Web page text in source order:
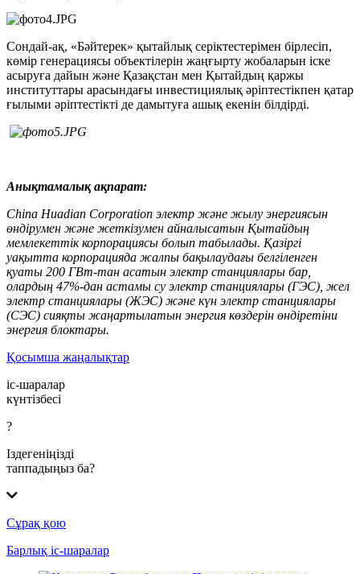
Сондай-ақ, «Бәйтерек» қытайлық серіктестерімен бірлесіп,
көмір генерациясы объектілерін жаңғырту жобаларын іске
асыруға дайын және Қазақстан мен Қытайдың қаржы
институттары арасындағы инвестициялық әріптестікпен қатар
ғылыми әріптестікті де дамытуға ашық екенін білдірді.
Анықтамалық ақпарат:
China Huadian Corporation электр және жылу энергиясын
өндірумен және жеткізумен айналысатын Қытайдың
мемлекеттік корпорациясы болып табылады. Қазіргі
уақытта корпорацияда жалпы бақылаудағы белгіленген
қуаты 200 ГВт-тан асатын электр станциялары бар,
олардың 47%-дан астамы су электр станциялары (ГЭС), жел
электр станциялары (ЖЭС) және күн электр станциялары
(СЭС) сияқты жаңартылатын энергия көздерін өндіретіни
энергия блоктары.
Қосымша жаңалықтар
іс-шаралар
күнтізбесі
?
Іздегеніңізді
таппадыңыз ба?
Сұрақ қою
Барлық іс-шаралар